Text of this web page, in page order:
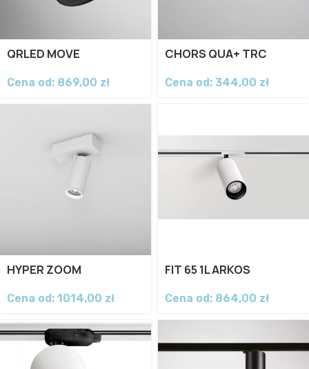
QRLED MOVE
Cena od: 869,00 zł
CHORS QUA+ TRC
Cena od: 344,00 zł
HYPER ZOOM
Cena od: 1014,00 zł
FIT 65 1L ARKOS
Cena od: 864,00 zł